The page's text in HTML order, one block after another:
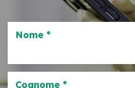
Nome *
Cognome *